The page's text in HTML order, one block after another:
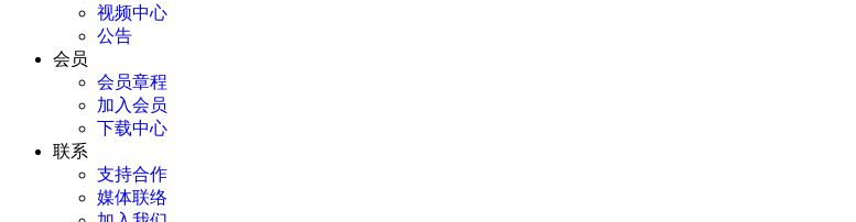
视频中心
公告
会员
会员章程
加入会员
下载中心
联系
支持合作
媒体联络